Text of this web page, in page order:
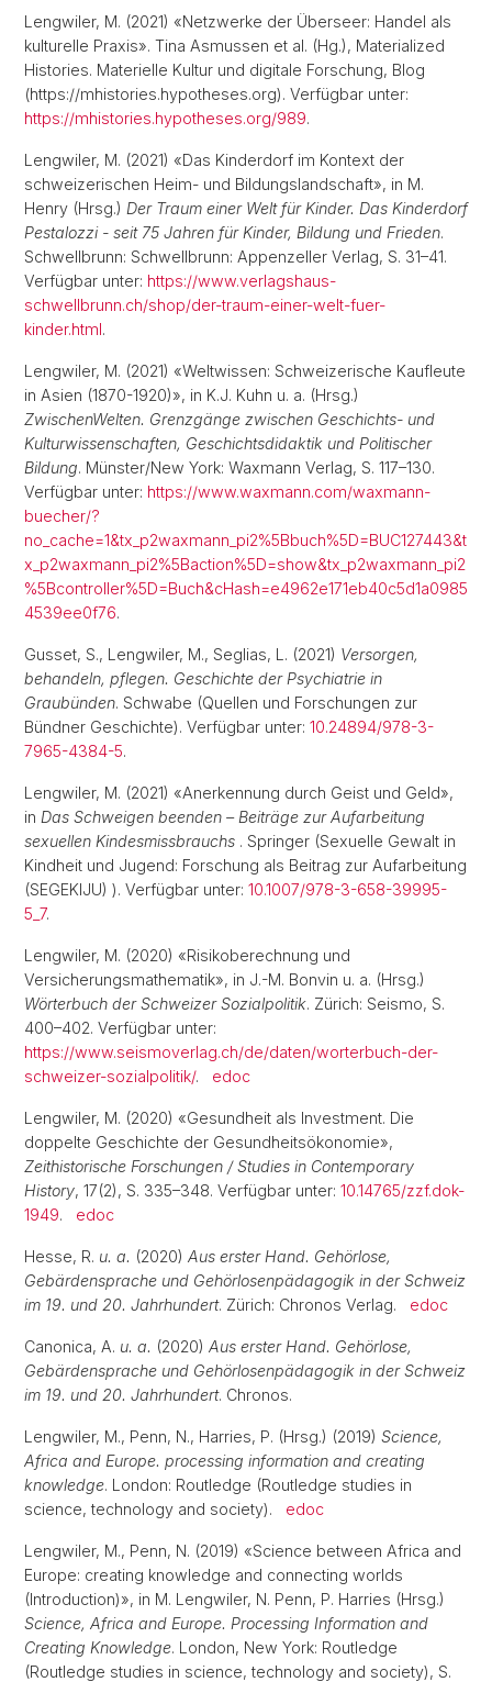
Lengwiler, M. (2021) «Netzwerke der Überseer: Handel als
kulturelle Praxis». Tina Asmussen et al. (Hg.), Materialized
Histories. Materielle Kultur und digitale Forschung, Blog
(https://mhistories.hypotheses.org). Verfügbar unter:
https://mhistories.hypotheses.org/989.
Lengwiler, M. (2021) «Das Kinderdorf im Kontext der
schweizerischen Heim- und Bildungslandschaft», in M.
Henry (Hrsg.) Der Traum einer Welt für Kinder. Das Kinderdorf
Pestalozzi - seit 75 Jahren für Kinder, Bildung und Frieden.
Schwellbrunn: Schwellbrunn: Appenzeller Verlag, S. 31–41.
Verfügbar unter: https://www.verlagshaus-
schwellbrunn.ch/shop/der-traum-einer-welt-fuer-
kinder.html.
Lengwiler, M. (2021) «Weltwissen: Schweizerische Kaufleute
in Asien (1870-1920)», in K.J. Kuhn u. a. (Hrsg.)
ZwischenWelten. Grenzgänge zwischen Geschichts- und
Kulturwissenschaften, Geschichtsdidaktik und Politischer
Bildung. Münster/New York: Waxmann Verlag, S. 117–130.
Verfügbar unter: https://www.waxmann.com/waxmann-
buecher/?
no_cache=1&tx_p2waxmann_pi2%5Bbuch%5D=BUC127443&t
x_p2waxmann_pi2%5Baction%5D=show&tx_p2waxmann_pi2
%5Bcontroller%5D=Buch&cHash=e4962e171eb40c5d1a0985
4539ee0f76.
Gusset, S., Lengwiler, M., Seglias, L. (2021) Versorgen,
behandeln, pflegen. Geschichte der Psychiatrie in
Graubünden. Schwabe (Quellen und Forschungen zur
Bündner Geschichte). Verfügbar unter: 10.24894/978-3-
7965-4384-5.
Lengwiler, M. (2021) «Anerkennung durch Geist und Geld»,
in Das Schweigen beenden – Beiträge zur Aufarbeitung
sexuellen Kindesmissbrauchs . Springer (Sexuelle Gewalt in
Kindheit und Jugend: Forschung als Beitrag zur Aufarbeitung
(SEGEKIJU) ). Verfügbar unter: 10.1007/978-3-658-39995-
5_7.
Lengwiler, M. (2020) «Risikoberechnung und
Versicherungsmathematik», in J.-M. Bonvin u. a. (Hrsg.)
Wörterbuch der Schweizer Sozialpolitik. Zürich: Seismo, S.
400–402. Verfügbar unter:
https://www.seismoverlag.ch/de/daten/worterbuch-der-
schweizer-sozialpolitik/. edoc
Lengwiler, M. (2020) «Gesundheit als Investment. Die
doppelte Geschichte der Gesundheitsökonomie»,
Zeithistorische Forschungen / Studies in Contemporary
History, 17(2), S. 335–348. Verfügbar unter: 10.14765/zzf.dok-
1949. edoc
Hesse, R. u. a. (2020) Aus erster Hand. Gehörlose,
Gebärdensprache und Gehörlosenpädagogik in der Schweiz
im 19. und 20. Jahrhundert. Zürich: Chronos Verlag. edoc
Canonica, A. u. a. (2020) Aus erster Hand. Gehörlose,
Gebärdensprache und Gehörlosenpädagogik in der Schweiz
im 19. und 20. Jahrhundert. Chronos.
Lengwiler, M., Penn, N., Harries, P. (Hrsg.) (2019) Science,
Africa and Europe. processing information and creating
knowledge. London: Routledge (Routledge studies in
science, technology and society). edoc
Lengwiler, M., Penn, N. (2019) «Science between Africa and
Europe: creating knowledge and connecting worlds
(Introduction)», in M. Lengwiler, N. Penn, P. Harries (Hrsg.)
Science, Africa and Europe. Processing Information and
Creating Knowledge. London, New York: Routledge
(Routledge studies in science, technology and society), S.